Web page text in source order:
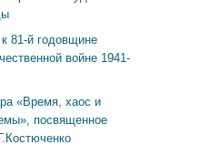
81-й годовщине
войне 1941-
«Время, хаос и
посвященное